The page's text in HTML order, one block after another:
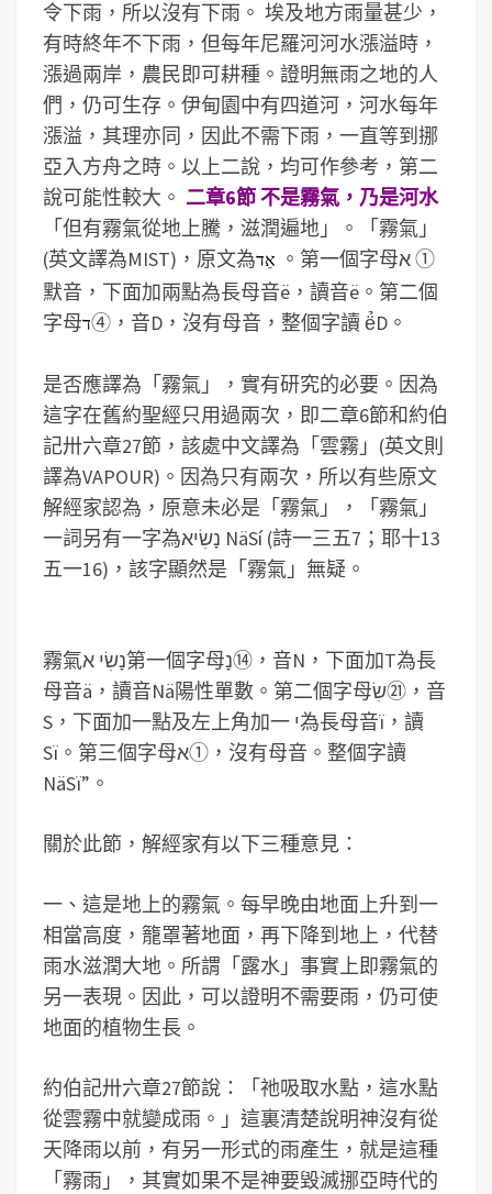
令下雨，所以沒有下雨。 埃及地方雨量甚少，
有時終年不下雨，但每年尼羅河河水漲溢時，
漲過兩岸，農民即可耕種。證明無雨之地的人
們，仍可生存。伊甸園中有四道河，河水每年
漲溢，其理亦同，因此不需下雨，一直等到挪
亞入方舟之時。以上二說，均可作參考，第二
說可能性較大。 二章6節 不是霧氣，乃是河水
「但有霧氣從地上騰，滋潤遍地」。「霧氣」
(英文譯為MIST)，原文為 אֵד 。第一個字母א①
默音，下面加兩點為長母音ë，讀音ë。第二個
字母ד④，音D，沒有母音，整個字讀 ë̉D。
是否應譯為「霧氣」，實有研究的必要。因為
這字在舊約聖經只用過兩次，即二章6節和約伯
記卅六章27節，該處中文譯為「雲霧」(英文則
譯為VAPOUR)。因為只有兩次，所以有些原文
解經家認為，原意未必是「霧氣」，「霧氣」
一詞另有一字為נָשִׂיא NäSí (詩一三五7；耶十13
五一16)，該字顯然是「霧氣」無疑。
霧氣נָשִׂי א第一個字母נָ⑭，音N，下面加T為長
母音ä，讀音Nä陽性單數。第二個字母שִׂ㉑，音
S，下面加一點及左上角加一 י為長母音ï，讀
Sï。第三個字母א①，沒有母音。整個字讀
NäSï”。
關於此節，解經家有以下三種意見：
一、這是地上的霧氣。每早晚由地面上升到一
相當高度，籠罩著地面，再下降到地上，代替
雨水滋潤大地。所謂「露水」事實上即霧氣的
另一表現。因此，可以證明不需要雨，仍可使
地面的植物生長。
約伯記卅六章27節說：「祂吸取水點，這水點
從雲霧中就變成雨。」這裏清楚說明神沒有從
天降雨以前，有另一形式的雨產生，就是這種
「霧雨」，其實如果不是神要毀滅挪亞時代的